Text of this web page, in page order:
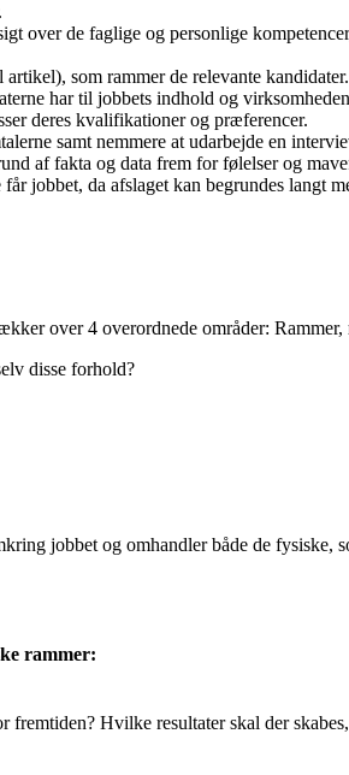
over de faglige og personlige
som rammer de relevante kandidater.
har til jobbets indhold og
deres kvalifikationer og præferencer.
samt nemmere at udarbejde en
af fakta og data frem for følelser og
jobbet, da afslaget kan begrundes langt
over 4 overordnede områder: Rammer,
disse forhold?
jobbet og omhandler både de
rammer:
Hvilke resultater skal der